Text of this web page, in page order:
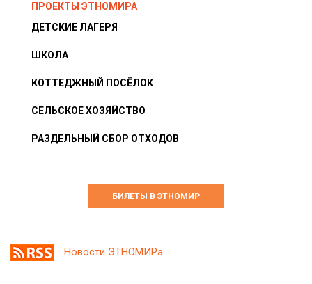
ПРОЕКТЫ ЭТНОМИРА
ДЕТСКИЕ ЛАГЕРЯ
ШКОЛА
КОТТЕДЖНЫЙ ПОСЁЛОК
СЕЛЬСКОЕ ХОЗЯЙСТВО
РАЗДЕЛЬНЫЙ СБОР ОТХОДОВ
БИЛЕТЫ В ЭТНОМИР
Новости ЭТНОМИРа